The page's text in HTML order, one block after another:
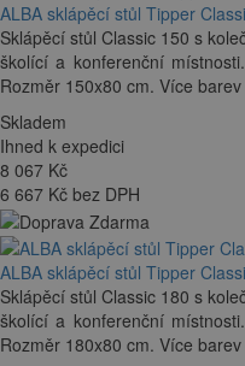
ALBA sklápěcí stůl Tipper
Sklápěcí stůl Classic 150 s
školící a konferenční
Rozměr 150x80 cm. Více
Skladem
Ihned k expedici
8 067 Kč
6 667 Kč bez DPH
ALBA sklápěcí stůl Tipper
Sklápěcí stůl Classic 180 s
školící a konferenční
Rozměr 180x80 cm. Více